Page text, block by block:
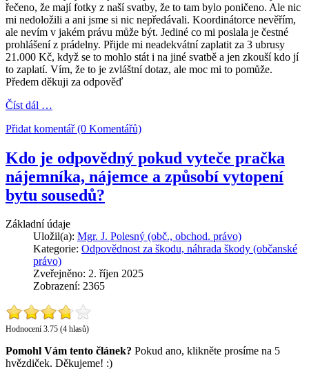
řečeno, že mají fotky z naší svatby, že to tam bylo poničeno. Ale nic
mi nedoložili a ani jsme si nic nepředávali. Koordinátorce nevěřím,
ale nevím v jakém právu může být. Jediné co mi poslala je čestné
prohlášení z prádelny. Přijde mi neadekvátní zaplatit za 3 ubrusy
21.000 Kč, když se to mohlo stát i na jiné svatbě a jen zkouší kdo jí
to zaplatí. Vím, že to je zvláštní dotaz, ale moc mi to pomůže.
Předem děkuji za odpověď
Číst dál …
Přidat komentář (0 Komentářů)
Kdo je odpovědný pokud vyteče pračka
nájemníka, nájemce a způsobí vytopení
bytu sousedů?
Základní údaje
Uložil(a): Mgr. J. Polesný (obč., obchod. právo)
Kategorie: Odpovědnost za škodu, náhrada škody (občanské
právo)
Zveřejněno: 2. říjen 2025
Zobrazení: 2365
Hodnocení 3.75 (4 hlasů)
Pomohl Vám tento článek? Pokud ano, klikněte prosíme na 5
hvězdiček. Děkujeme! :)